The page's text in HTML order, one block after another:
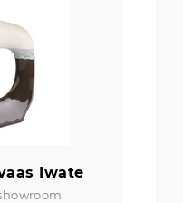
Iwate